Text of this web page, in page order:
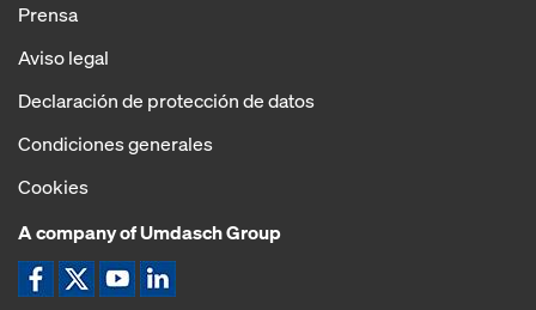
Prensa
Aviso legal
Declaración de protección de datos
Condiciones generales
Cookies
A company of Umdasch Group